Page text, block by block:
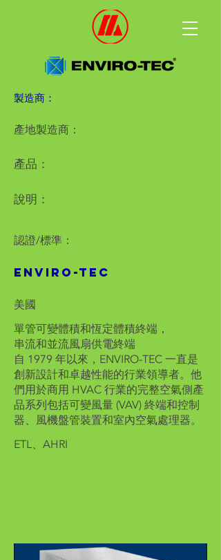
製造商：
產地製造商：
產品：
說明：
認證/標準：
ENVIRO-TEC
美國
單管可變體積和恆定體積終端，
串流和並流風扇供電終端
自 1979 年以來，ENVIRO-TEC 一直是
創新設計和卓越性能的行業領導者。他
們用於商用 HVAC 行業的完整空氣側產
品系列包括可變風量 (VAV) 終端和控制
器、風機盤管裝置和室內空氣處理器。
ETL、AHRI